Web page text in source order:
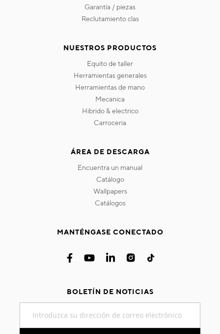
garantía / piezas
reclutamiento clas
NUESTROS PRODUCTOS
equito de taller
herramientas generales
herramientas de mano
mecanica
hibrido & electrico
carroceria
ÁREA DE DESCARGA
encuentra un manual
catálogo
wallpapers
catálogos
MANTÉNGASE CONECTADO
BOLETÍN DE NOTICIAS
nuestro